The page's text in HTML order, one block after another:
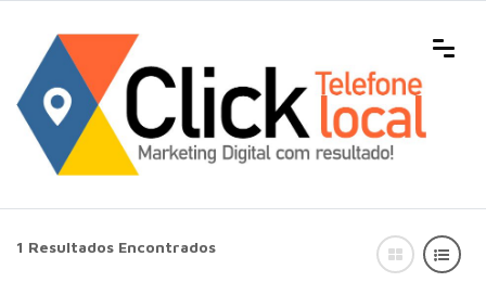
1 Resultados Encontrados